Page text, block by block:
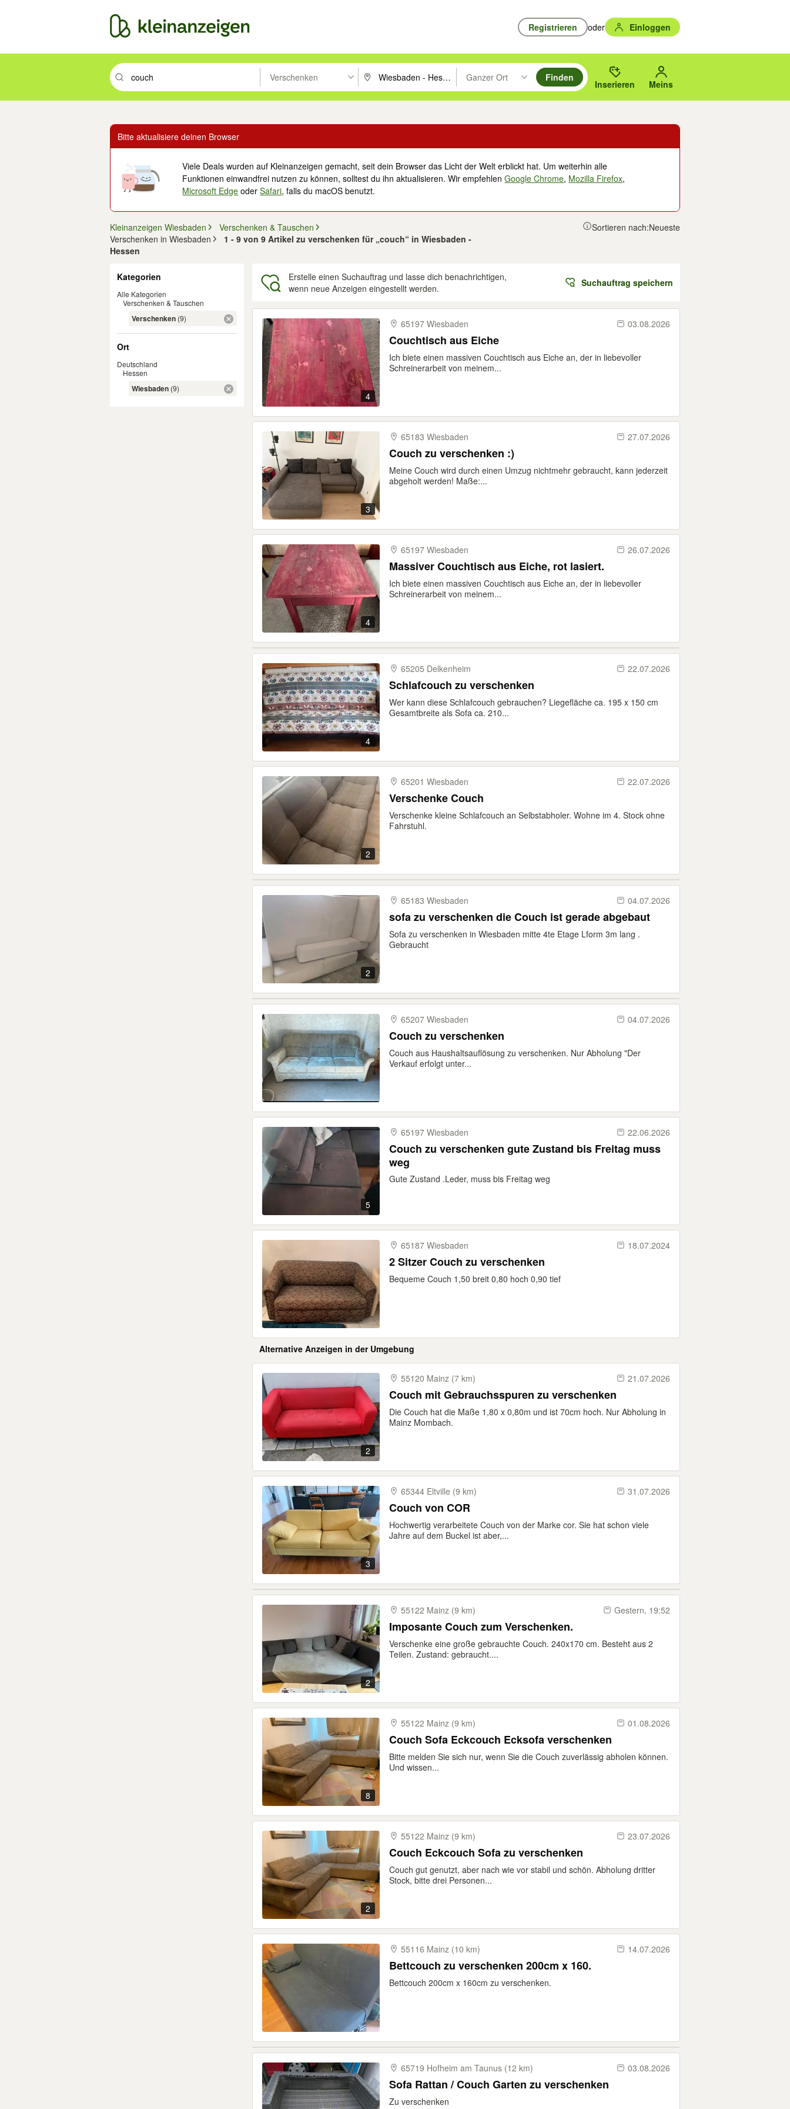
Registrieren oder Einloggen
Suchbegriff eingeben. Eingabetaste drücken um zu suchen, oder Vorschläge mit den Pfeiltasten nach oben/unten durchsuchen und mit Eingabetaste auswählen.
Verschenken PLZ oder Ort eingeben. Eingabetaste drücken um zu suchen, oder Vorschläge mit den Pfeiltasten nach oben/
Ganzer Ort
Suche im Umkreis des gewählten Orts oder PLZ.
Finden
Inserieren Meins
Bitte aktualisiere deinen Browser
Viele Deals wurden auf Kleinanzeigen gemacht, seit dein Browser das Licht der Welt erblickt hat. Um weiterhin alle
Funktionen einwandfrei nutzen zu können, solltest du ihn aktualisieren. Wir empfehlenGoogle Chrome, Mozilla Firefox,
Microsoft Edge oderSafari, falls du macOS benutzt.
Kleinanzeigen Wiesbaden
Verschenken & Tauschen
Verschenken in Wiesbaden
1 - 9 von 9 Artikel zu verschenken für „couch“ in Wiesbaden -
Hessen
Sortieren nach:Neueste
Kategorien
Alle Kategorien
Verschenken & Tauschen
Verschenken (9)
Ort
Deutschland
Hessen
Wiesbaden (9)
Erstelle einen Suchauftrag und lasse dich benachrichtigen,
wenn neue Anzeigen eingestellt werden.
Suchauftrag speichern
4
65197 Wiesbaden 03.08.2026
Couchtisch aus Eiche
Ich biete einen massiven Couchtisch aus Eiche an, der in liebevoller
Schreinerarbeit von meinem...
3
65183 Wiesbaden 27.07.2026
Couch zu verschenken :)
Meine Couch wird durch einen Umzug nichtmehr gebraucht, kann jederzeit
abgeholt werden! Maße:...
4
65197 Wiesbaden 26.07.2026
Massiver Couchtisch aus Eiche, rot lasiert.
Ich biete einen massiven Couchtisch aus Eiche an, der in liebevoller
Schreinerarbeit von meinem...
4
65205 Delkenheim 22.07.2026
Schlafcouch zu verschenken
Wer kann diese Schlafcouch gebrauchen? Liegefläche ca. 195 x 150 cm
Gesamtbreite als Sofa ca. 210...
2
65201 Wiesbaden 22.07.2026
Verschenke Couch
Verschenke kleine Schlafcouch an Selbstabholer. Wohne im 4. Stock ohne
Fahrstuhl.
2
65183 Wiesbaden 04.07.2026
sofa zu verschenken die Couch ist gerade abgebaut
Sofa zu verschenken in Wiesbaden mitte 4te Etage Lform 3m lang .
Gebraucht
65207 Wiesbaden 04.07.2026
Couch zu verschenken
Couch aus Haushaltsauflösung zu verschenken. Nur Abholung "Der
Verkauf erfolgt unter...
5
65197 Wiesbaden 22.06.2026
Couch zu verschenken gute Zustand bis Freitag muss
weg
Gute Zustand .Leder, muss bis Freitag weg
65187 Wiesbaden 18.07.2024
2 Sitzer Couch zu verschenken
Bequeme Couch 1,50 breit 0,80 hoch 0,90 tief
Alternative Anzeigen in der Umgebung
2
55120 Mainz (7 km) 21.07.2026
Couch mit Gebrauchsspuren zu verschenken
Die Couch hat die Maße 1,80 x 0,80m und ist 70cm hoch. Nur Abholung in
Mainz Mombach.
3
65344 Eltville (9 km) 31.07.2026
Couch von COR
Hochwertig verarbeitete Couch von der Marke cor. Sie hat schon viele
Jahre auf dem Buckel ist aber,...
2
55122 Mainz (9 km) Gestern, 19:52
Imposante Couch zum Verschenken.
Verschenke eine große gebrauchte Couch. 240x170 cm. Besteht aus 2
Teilen. Zustand: gebraucht....
8
55122 Mainz (9 km) 01.08.2026
Couch Sofa Eckcouch Ecksofa verschenken
Bitte melden Sie sich nur, wenn Sie die Couch zuverlässig abholen können.
Und wissen...
2
55122 Mainz (9 km) 23.07.2026
Couch Eckcouch Sofa zu verschenken
Couch gut genutzt, aber nach wie vor stabil und schön. Abholung dritter
Stock, bitte drei Personen...
55116 Mainz (10 km) 14.07.2026
Bettcouch zu verschenken 200cm x 160.
Bettcouch 200cm x 160cm zu verschenken.
65719 Hofheim am Taunus (12 km) 03.08.2026
Sofa Rattan / Couch Garten zu verschenken
Zu verschenken